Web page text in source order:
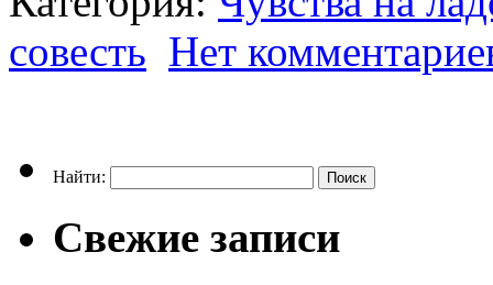
совесть Нет
Найти:
Свежие записи